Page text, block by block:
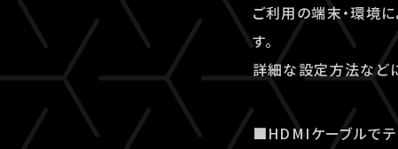
ご利⽤の端末・環境
す。
詳細な設定⽅法など
■HDMIケーブルで